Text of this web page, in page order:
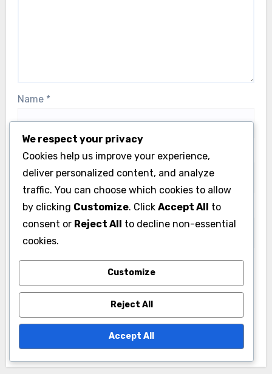
Name *
Email*
Website
for the next time I comment.
We respect your privacy
Cookies help us improve your experience,
deliver personalized content, and analyze
traffic. You can choose which cookies to allow
by clicking Customize. Click Accept All to
consent or Reject All to decline non-essential
cookies.
Customize
Reject All
Accept All